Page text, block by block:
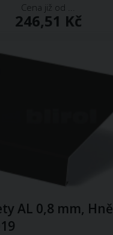
Cena již od ...
246,51 Kč
AL 0,8 mm,